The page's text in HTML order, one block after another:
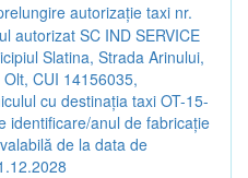
autorizație taxi nr.
autorizat SC IND SERVICE
Slatina, Strada Arinului,
CUI 14156035,
cu destinația taxi OT-15-
identificare/anul de fabricație
de la data de